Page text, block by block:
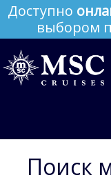
Доступно
выбором
Поиск